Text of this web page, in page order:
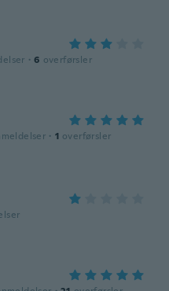
· 6 overførsler
· 1 overførsler